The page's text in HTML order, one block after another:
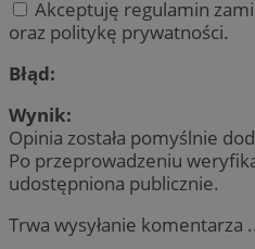
Akceptuję regulamin
oraz politykę prywatności.
Błąd:
Wynik:
Opinia została pomyślnie
Po przeprowadzeniu
udostępniona publicznie.
Trwa wysyłanie komentarza